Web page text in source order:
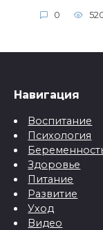
0
Навигация
Воспитание
Психология
Здоровье
Питание
Развитие
Уход
Видео